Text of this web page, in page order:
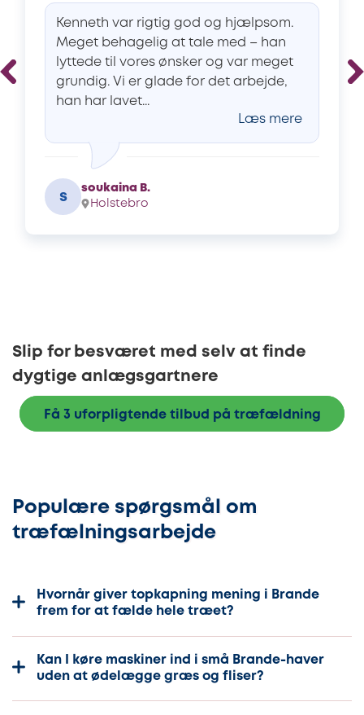
Kenneth var rigtig god og hjælpsom.
Meget behagelig at tale med – han
lyttede til vores ønsker og var meget
grundig. Vi er glade for det arbejde,
han har lavet...
Læs mere
s
soukaina B.
Holstebro
Slip for besværet med selv at finde
dygtige anlægsgartnere
Få 3 uforpligtende tilbud på træfældning
Populære spørgsmål om
træfælningsarbejde
Hvornår giver topkapning mening i Brande
frem for at fælde hele træet?
Kan I køre maskiner ind i små Brande-haver
uden at ødelægge græs og fliser?